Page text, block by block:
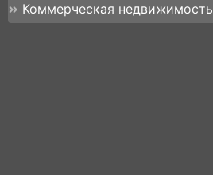
Коммерческая недвижимость